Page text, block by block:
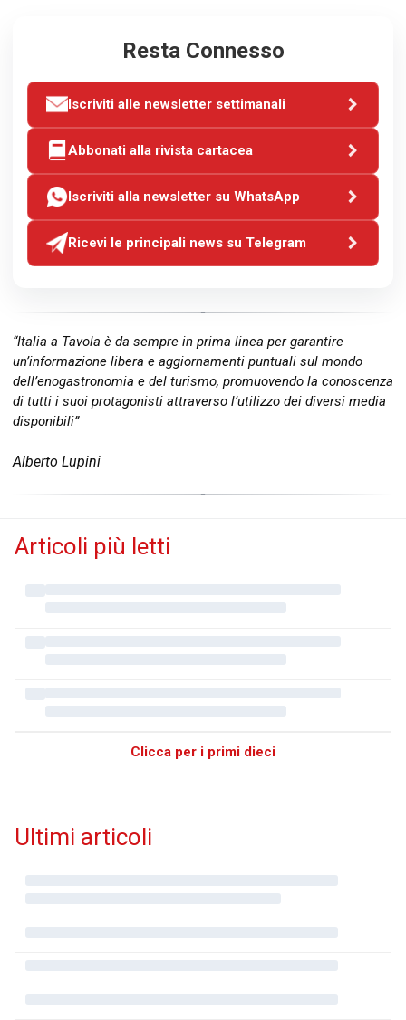
Resta Connesso
Iscriviti alle newsletter settimanali
Abbonati alla rivista cartacea
Iscriviti alla newsletter su WhatsApp
Ricevi le principali news su Telegram
“Italia a Tavola è da sempre in prima linea per garantire
un’informazione libera e aggiornamenti puntuali sul mondo
dell’enogastronomia e del turismo, promuovendo la conoscenza
di tutti i suoi protagonisti attraverso l’utilizzo dei diversi media
disponibili”
Alberto Lupini
Articoli più letti
Clicca per i primi dieci
Ultimi articoli